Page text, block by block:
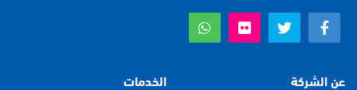
عن الشركة الخدمات